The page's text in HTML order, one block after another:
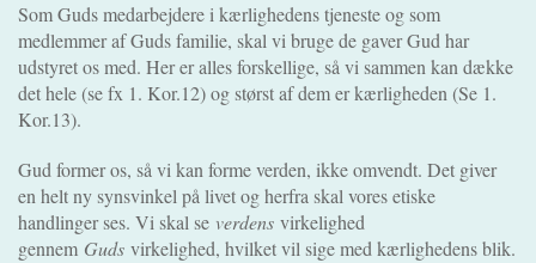
Som Guds medarbejdere i kærlighedens tjeneste og som
medlemmer af Guds familie, skal vi bruge de gaver Gud har
udstyret os med. Her er alles forskellige, så vi sammen kan dække
det hele (se fx 1. Kor.12) og størst af dem er kærligheden (Se 1.
Kor.13).
Gud former os, så vi kan forme verden, ikke omvendt. Det giver
en helt ny synsvinkel på livet og herfra skal vores etiske
handlinger ses. Vi skal se verdens virkelighed
gennem Guds virkelighed, hvilket vil sige med kærlighedens blik.